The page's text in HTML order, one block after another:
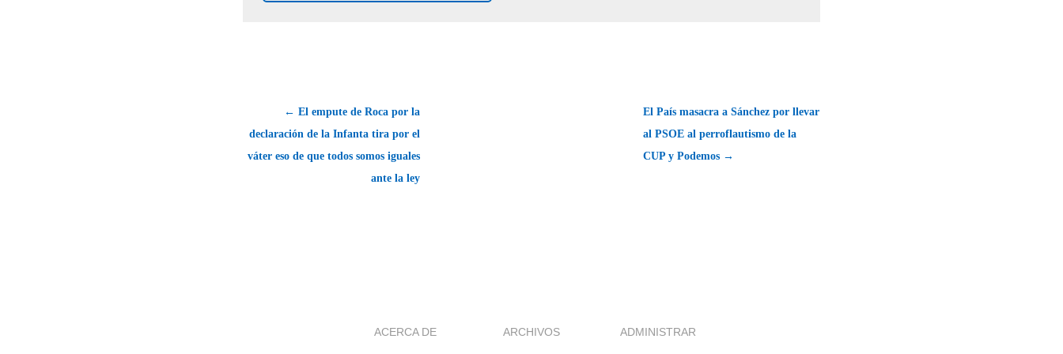
← El empute de Roca por la
declaración de la Infanta tira por el
váter eso de que todos somos iguales
ante la ley
El País masacra a Sánchez por llevar
al PSOE al perroflautismo de la
CUP y Podemos →
ACERCA DE ARCHIVOS ADMINISTRAR